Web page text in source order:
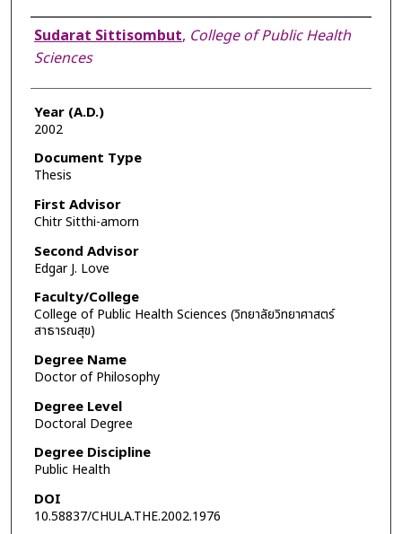
Author
Sudarat Sittisombut, College of Public Health
Sciences
Year (A.D.)
2002
Document Type
Thesis
First Advisor
Chitr Sitthi-amorn
Second Advisor
Edgar J. Love
Faculty/College
College of Public Health Sciences (วิทยาลัยวิทยาศาสตร์
สาธารณสุข)
Degree Name
Doctor of Philosophy
Degree Level
Doctoral Degree
Degree Discipline
Public Health
DOI
10.58837/CHULA.THE.2002.1976